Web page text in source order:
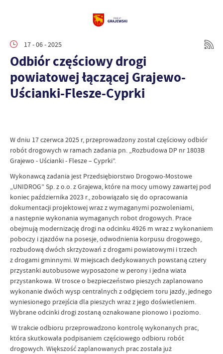
17 - 06 - 2025
Odbiór częściowy drogi
powiatowej łączącej Grajewo-
Uścianki-Flesze-Cyprki
W dniu 17 czerwca 2025 r, przeprowadzony został częściowy odbiór
robót drogowych w ramach zadania pn. „Rozbudowa DP nr 1803B
Grajewo - Uścianki - Flesze – Cyprki”.
Wykonawcą zadania jest Przedsiębiorstwo Drogowo-Mostowe
„UNIDROG” Sp. z o.o. z Grajewa, które na mocy umowy zawartej pod
koniec października 2023 r., zobowiązało się do opracowania
dokumentacji projektowej wraz z wymaganymi pozwoleniami,
a następnie wykonania wymaganych robot drogowych. Prace
obejmują modernizację drogi na odcinku 4926 m wraz z wykonaniem
poboczy i zjazdów na posesje, odwodnienia korpusu drogowego,
rozbudową dwóch skrzyżowań z drogami powiatowymi i trzech
z drogami gminnymi. W miejscach dedykowanych powstaną cztery
przystanki autobusowe wyposażone w perony i jedna wiata
przystankowa. W trosce o bezpieczeństwo pieszych zaplanowano
wykonanie dwóch wysp centralnych z odgięciem toru jazdy, jednego
wyniesionego przejścia dla pieszych wraz z jego doświetleniem.
Wybrane odcinki drogi zostaną oznakowane pionowo i poziomo.
W trakcie odbioru przeprowadzono kontrolę wykonanych prac,
która skutkowała podpisaniem częściowego odbioru robót
drogowych. Większość zaplanowanych prac została już